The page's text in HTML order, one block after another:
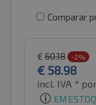
Comparar
€ 60.18 -2%
€ 58.98
incl. IVA *
EM